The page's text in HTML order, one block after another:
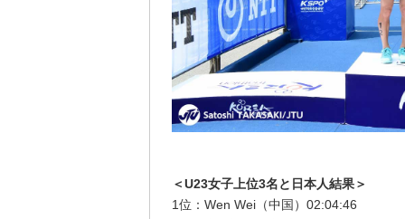
＜U23女子上位3名と日本人結果＞
1位：Wen Wei（中国）02:04:46